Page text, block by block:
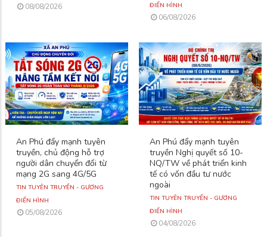
08/08/2026
ĐIỂN HÌNH
06/08/2026
An Phú đẩy mạnh tuyên
truyền, chủ động hỗ trợ
người dân chuyển đổi từ
mạng 2G sang 4G/5G
TIN TUYÊN TRUYỀN - GƯƠNG
ĐIỂN HÌNH
05/08/2026
An Phú đẩy mạnh tuyên
truyền Nghị quyết số 10-
NQ/TW về phát triển kinh
tế có vốn đầu tư nước
ngoài
TIN TUYÊN TRUYỀN - GƯƠNG
ĐIỂN HÌNH
04/08/2026